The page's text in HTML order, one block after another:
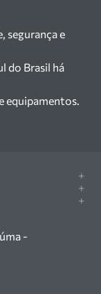
segurança e
do Brasil há
equipamentos.
Com sede em
portfólio de
parceiros e
+
+
+
-